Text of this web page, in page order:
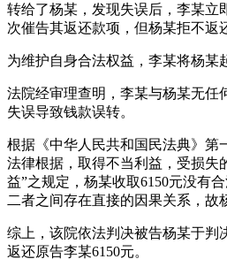
转给了杨某，发现失误后，李某立
次催告其返还款项，但杨某拒不返
为维护自身合法权益，李某将杨某
法院经审理查明，李某与杨某无任
失误导致钱款误转。
根据《中华人民共和国民法典》第
法律根据，取得不当利益，受损失
益”之规定，杨某收取6150元没有
二者之间存在直接的因果关系，故
综上，该院依法判决被告杨某于判
返还原告李某6150元。